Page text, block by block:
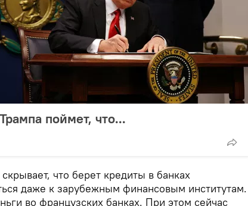
поймет, что...
что берет кредиты в банках
даже к зарубежным финансовым институтам.
во французских банках. При этом сейчас